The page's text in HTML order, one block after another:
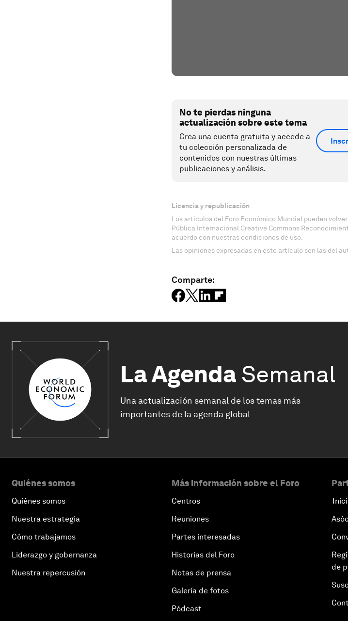
No te pierdas ninguna
actualización sobre este tema
Crea una cuenta gratuita y accede a
tu colección personalizada de
contenidos con nuestras últimas
publicaciones y análisis.
Licencia y republicación
Los artículos del Foro Económico Mundial pueden
Pública Internacional Creative Commons
acuerdo con nuestras condiciones de uso.
Las opiniones expresadas en este artículo son las del
Comparte:
La Agenda Semanal
Una actualización semanal de los temas más
importantes de la agenda global
Quiénes somos
Quiénes somos
Nuestra estrategia
Cómo trabajamos
Liderazgo y gobernanza
Nuestra repercusión
Más información sobre el Foro
Centros
Reuniones
Partes interesadas
Historias del Foro
Notas de prensa
Galería de fotos
Pódcast
de